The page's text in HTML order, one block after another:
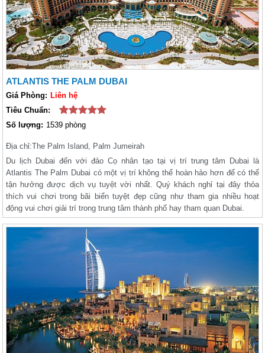
ATLANTIS THE PALM DUBAI
Giá Phòng: Liên hệ
Tiêu Chuẩn:
Số lượng: 1539 phòng
Địa chỉ:The Palm Island, Palm Jumeirah
Du lịch Dubai đến với đảo Cọ nhân tạo tại vị trí trung tâm Dubai là
Atlantis The Palm Dubai có một vị trí không thể hoàn hảo hơn để có thể
tận hưởng được dịch vụ tuyệt vời nhất. Quý khách nghỉ tại đây thỏa
thích vui chơi trong bãi biển tuyệt đẹp cũng như tham gia nhiều hoạt
động vui chơi giải trí trong trung tâm thành phố hay tham quan Dubai.